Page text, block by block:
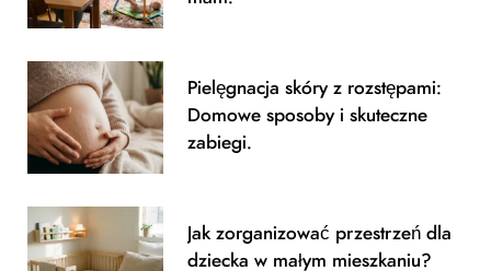
Pielęgnacja skóry z rozstępami:
Domowe sposoby i skuteczne
zabiegi.
Jak zorganizować przestrzeń dla
dziecka w małym mieszkaniu?